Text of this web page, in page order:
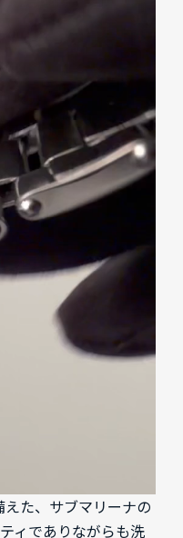
た、サブマリーナの
ィでありながらも洗